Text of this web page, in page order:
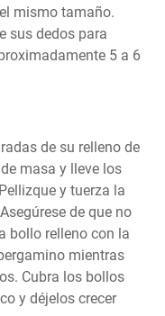
mismo tamaño.
sus dedos para
5 a 6
de su relleno de
masa y lleve los
y tuerza la
de que no
bollo relleno con la
mientras
Cubra los bollos
y déjelos crecer